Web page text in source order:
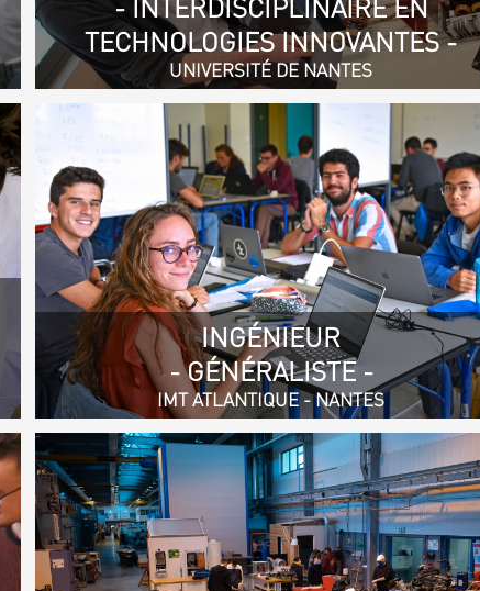
- INTERDISCIPLINAIRE EN
TECHNOLOGIES INNOVANTES -
UNIVERSITÉ DE NANTES
INGÉNIEUR
- GÉNÉRALISTE -
IMT ATLANTIQUE - NANTES